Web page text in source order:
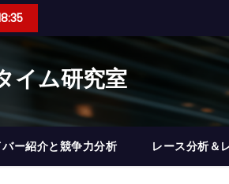
イム研究室
バー紹介と競争力分析 レース分析＆